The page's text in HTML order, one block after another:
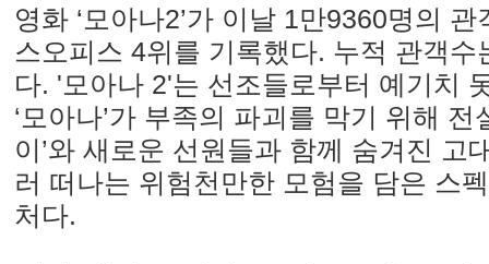
영화 ‘모아나2’가 이날 1만9360명의
스오피스 4위를 기록했다. 누적 관객수
다. '모아나 2'는 선조들로부터 예기치
‘모아나’가 부족의 파괴를 막기 위해 전
이’와 새로운 선원들과 함께 숨겨진 고
러 떠나는 위험천만한 모험을 담은 스
처다.